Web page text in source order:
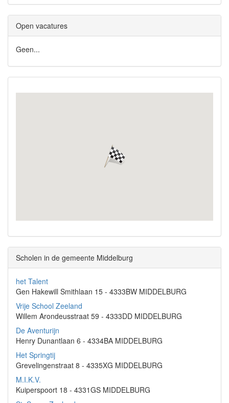
Open vacatures
Geen...
Scholen in de gemeente Middelburg
het Talent
Gen Hakewill Smithlaan 15 - 4333BW MIDDELBURG
Vrije School Zeeland
Willem Arondeusstraat 59 - 4333DD MIDDELBURG
De Aventurijn
Henry Dunantlaan 6 - 4334BA MIDDELBURG
Het Springtij
Grevelingenstraat 8 - 4335XG MIDDELBURG
M.I.K.V.
Kuiperspoort 18 - 4331GS MIDDELBURG